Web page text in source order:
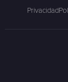
Privacidad